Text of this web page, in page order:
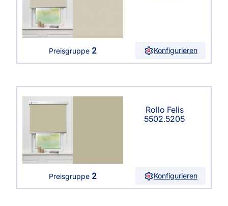
Preisgruppe 2 Konfigurieren
Rollo Felis
5502.5205
Preisgruppe 2 Konfigurieren